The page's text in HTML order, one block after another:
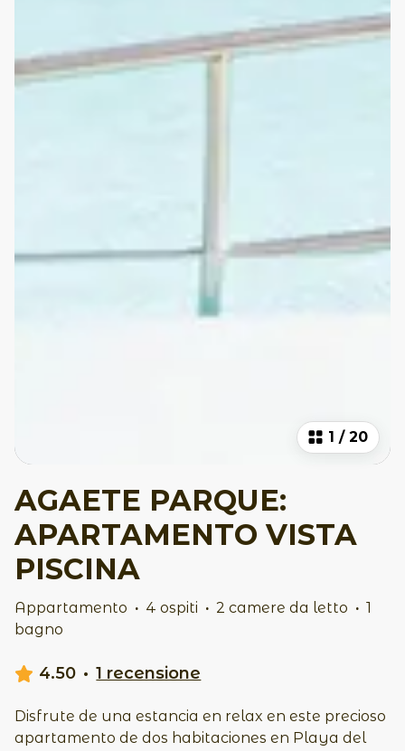
1 / 20
AGAETE PARQUE:
APARTAMENTO VISTA
PISCINA
Appartamento · 4 ospiti · 2 camere da letto · 1
bagno
4.50 · 1 recensione
Disfrute de una estancia en relax en este precioso
apartamento de dos habitaciones en Playa del